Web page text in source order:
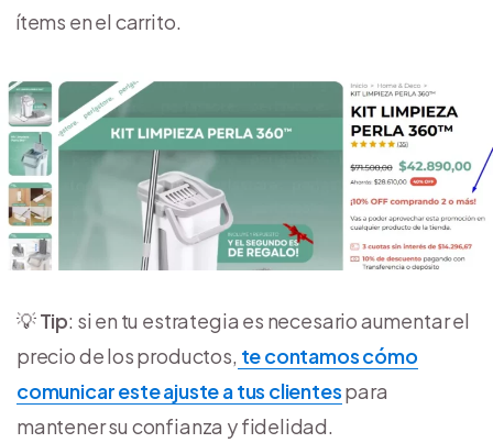
ítems en el carrito.
💡Tip: si en tu estrategia es necesario aumentar el
precio de los productos, te contamos cómo
comunicar este ajuste a tus clientespara
mantener su confianza y fidelidad.